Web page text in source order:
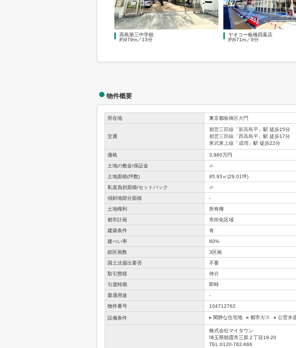
高島第三中学校
約979m／13分
ヤオコー板橋四葉店
約671m／9分
物件概要
所在地 東京都板橋区大門
交通
都営三田線 「新高島平 」駅 徒歩15分
都営三田線 「西高島平 」駅 徒歩17分
東武東上線 「成増 」駅 徒歩22分
価格
3,980万円
土地の敷金/保証金
-/-
土地面積(坪数)
95.93㎡(29.01坪)
私道負担面積/セットバック
-/-
傾斜地部分面積
-
土地権利
所有権
都市計画
市街化区域
建築条件
有
建ぺい率
60%
総区画数
3区画
国土法届出要否
不要
取引態様
仲介
引渡時期
即時
最適用途
-
物件番号
104712762
設備条件 閑静な住宅地 都市ガス 公営水
株式会社マイタウン
埼玉県朝霞市三原２丁目19-20
TEL:0120-762-666